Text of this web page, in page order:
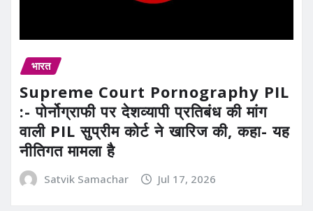
भारत
Supreme Court Pornography PIL
:- पोर्नोग्राफी पर देशव्यापी प्रतिबंध की मांग
वाली PIL सुप्रीम कोर्ट ने खारिज की, कहा- यह
नीतिगत मामला है
Satvik Samachar Jul 17, 2026